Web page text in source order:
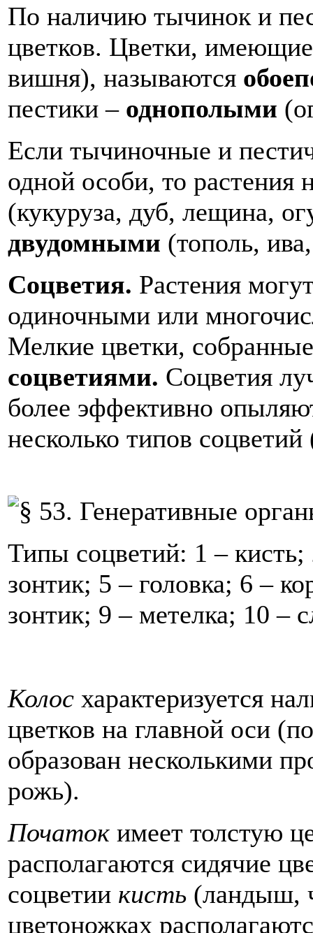
По наличию тычинок и
цветков. Цветки,
вишня), называются
пестики – однополыми
Если тычиночные и
одной особи, то растения
(кукуруза, дуб, лещина,
двудомными (тополь,
Соцветия. Растения
одиночными или
Мелкие цветки,
соцветиями. Соцветия
более эффективно
несколько типов соцветий
Типы соцветий: 1 – кисть;
зонтик; 5 – головка; 6 –
зонтик; 9 – метелка; 10 –
Колос характеризуется
цветков на главной оси
образован несколькими
рожь).
Початок имеет толстую
располагаются сидячие
соцветии кисть (ландыш,
цветоножках